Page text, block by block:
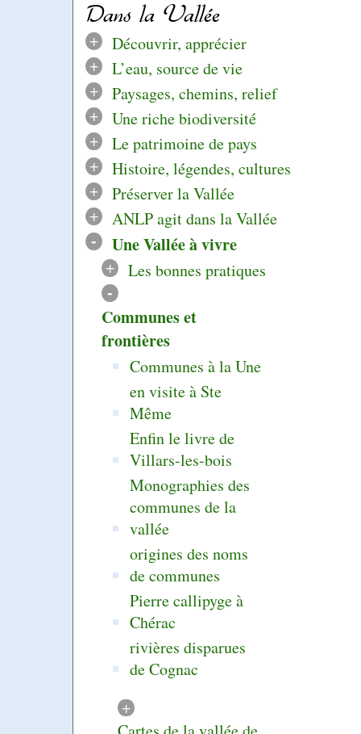
Dans la Vallée
+
Découvrir, apprécier
+
L’eau, source de vie
+
Paysages, chemins, relief
+
Une riche biodiversité
+
Le patrimoine de pays
+
Histoire, légendes, cultures
+
Préserver la Vallée
+
ANLP agit dans la Vallée
- Une Vallée à vivre
+ Les bonnes pratiques
-
Communes et
frontières
Communes à la Une
en visite à Ste
Même
Enfin le livre de
Villars-les-bois
Monographies des
communes de la
vallée
origines des noms
de communes
Pierre callipyge à
Chérac
rivières disparues
de Cognac
+